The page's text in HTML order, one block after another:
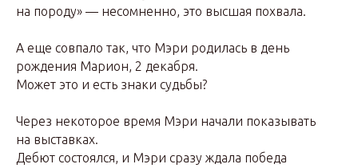
на породу» — несомненно, это высшая похвала.
А еще совпало так, что Мэри родилась в день
рождения Марион, 2 декабря.
Может это и есть знаки судьбы?
Через некоторое время Мэри начали показывать
на выставках.
Дебют состоялся, и Мэри сразу ждала победа